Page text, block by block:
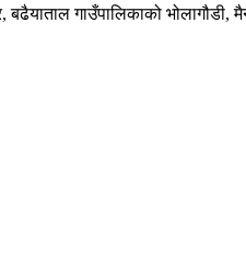
बढैयाताल गाउँपालिकाको